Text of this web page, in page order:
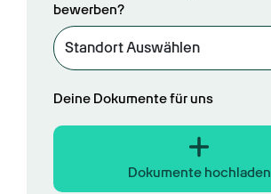
bewerben?
Deine Dokumente für uns
Dokumente hochladen